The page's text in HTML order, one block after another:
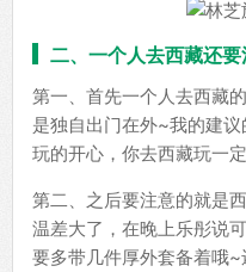
二、一个人去西藏还要
第一、首先一个人去西藏
是独自出门在外~我的建
玩的开心，你去西藏玩一
第二、之后要注意的就是
温差大了，在晚上乐彤说
要多带几件厚外套备着哦